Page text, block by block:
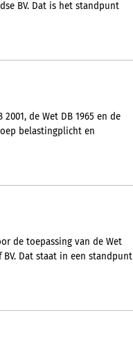
BV. Dat is het standpunt
de Wet DB 1965 en de
belastingplicht en
de toepassing van de Wet
BV. Dat staat in een standpunt